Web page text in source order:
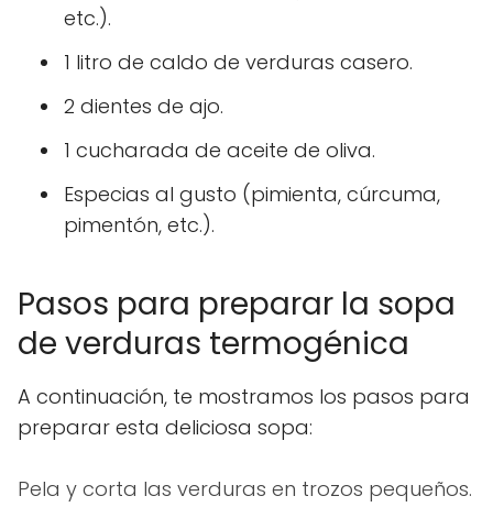
etc.).
1 litro de caldo de verduras casero.
2 dientes de ajo.
1 cucharada de aceite de oliva.
Especias al gusto (pimienta, cúrcuma,
pimentón, etc.).
Pasos para preparar la sopa
de verduras termogénica
A continuación, te mostramos los pasos para
preparar esta deliciosa sopa:
Pela y corta las verduras en trozos pequeños.